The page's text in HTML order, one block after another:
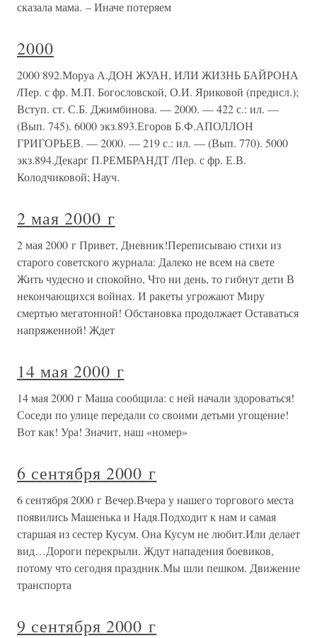
сказала мама. – Иначе потеряем
2000
2000 892.Моруа А.ДОН ЖУАН, ИЛИ ЖИЗНЬ БАЙРОНА
/Пер. с фр. М.П. Богословской, О.И. Яриковой (предисл.);
Вступ. ст. С.Б. Джимбинова. — 2000. — 422 с.: ил. —
(Вып. 745). 6000 экз.893.Егоров Б.Ф.АПОЛЛОН
ГРИГОРЬЕВ. — 2000. — 219 с.: ил. — (Вып. 770). 5000
экз.894.Декарг П.РЕМБРАНДТ /Пер. с фр. Е.В.
Колодчиковой; Науч.
2 мая 2000 г
2 мая 2000 г Привет, Дневник!Переписываю стихи из
старого советского журнала: Далеко не всем на свете
Жить чудесно и спокойно, Что ни день, то гибнут дети В
некончающихся войнах. И ракеты угрожают Миру
смертью мегатонной! Обстановка продолжает Оставаться
напряженной! Ждет
14 мая 2000 г
14 мая 2000 г Маша сообщила: с ней начали здороваться!
Соседи по улице передали со своими детьми угощение!
Вот как! Ура! Значит, наш «номер»
6 сентября 2000 г
6 сентября 2000 г Вечер.Вчера у нашего торгового места
появились Машенька и Надя.Подходит к нам и самая
старшая из сестер Кусум. Она Кусум не любит.Или делает
вид…Дороги перекрыли. Ждут нападения боевиков,
потому что сегодня праздник.Мы шли пешком. Движение
транспорта
9 сентября 2000 г